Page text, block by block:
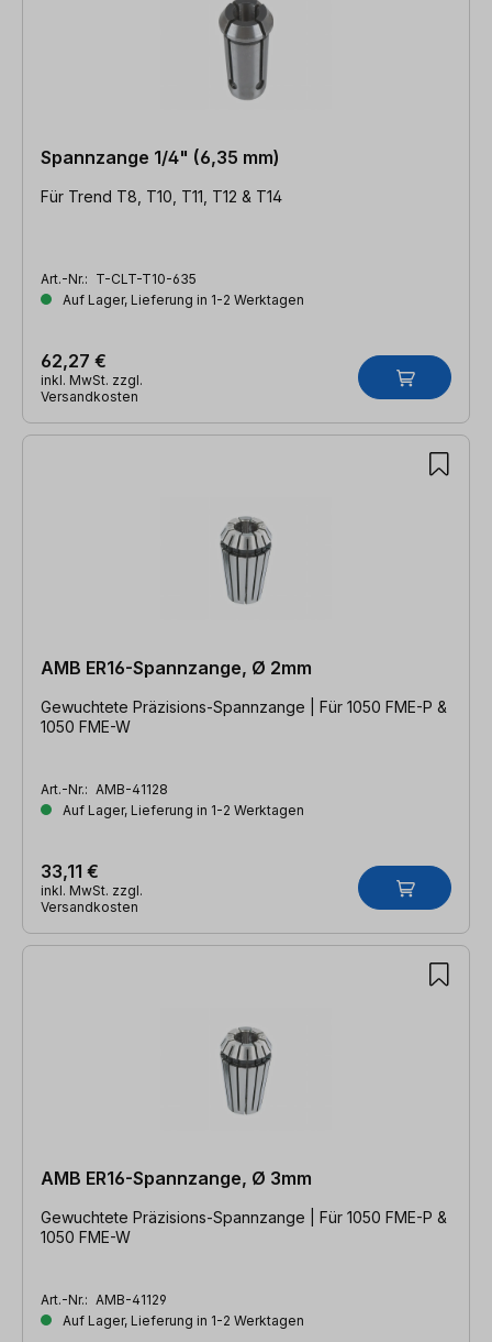
Spannzange 1/4" (6,35 mm)
Für Trend T8, T10, T11, T12 & T14
Art.-Nr.: T-CLT-T10-635
Auf Lager, Lieferung in 1-2 Werktagen
62,27 €
inkl. MwSt. zzgl.
Versandkosten
AMB ER16-Spannzange, Ø 2mm
Gewuchtete Präzisions-Spannzange | Für 1050 FME-P &
1050 FME-W
Art.-Nr.: AMB-41128
Auf Lager, Lieferung in 1-2 Werktagen
33,11 €
inkl. MwSt. zzgl.
Versandkosten
AMB ER16-Spannzange, Ø 3mm
Gewuchtete Präzisions-Spannzange | Für 1050 FME-P &
1050 FME-W
Art.-Nr.: AMB-41129
Auf Lager, Lieferung in 1-2 Werktagen